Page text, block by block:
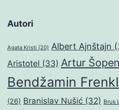
Autori
Agata Kristi (20) Albert Ajnštajn
Aristotel (33) Artur
Bendžamin
(26) Branislav Nušić (32) Brus